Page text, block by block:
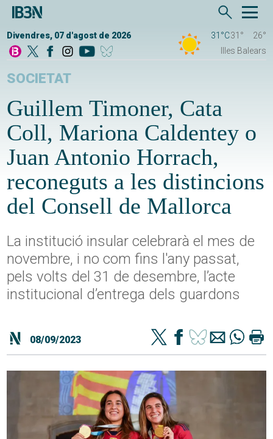
Divendres, 07 d'agost de 2026 31°C31°
26°
Illes Balears
SOCIETAT
Guillem Timoner, Cata
Coll, Mariona Caldentey o
Juan Antonio Horrach,
reconeguts a les distincions
del Consell de Mallorca
La institució insular celebrarà el mes de
novembre, i no com fins l'any passat,
pels volts del 31 de desembre, l’acte
institucional d’entrega dels guardons
08/09/2023